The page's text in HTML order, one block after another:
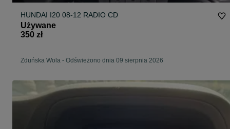
HUNDAI I20 08-12 RADIO CD
Używane
350 zł
Zduńska Wola - Odświeżono dnia 09 sierpnia 2026